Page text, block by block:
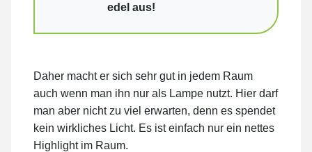
edel aus!
Daher macht er sich sehr gut in jedem Raum
auch wenn man ihn nur als Lampe nutzt. Hier darf
man aber nicht zu viel erwarten, denn es spendet
kein wirkliches Licht. Es ist einfach nur ein nettes
Highlight im Raum.